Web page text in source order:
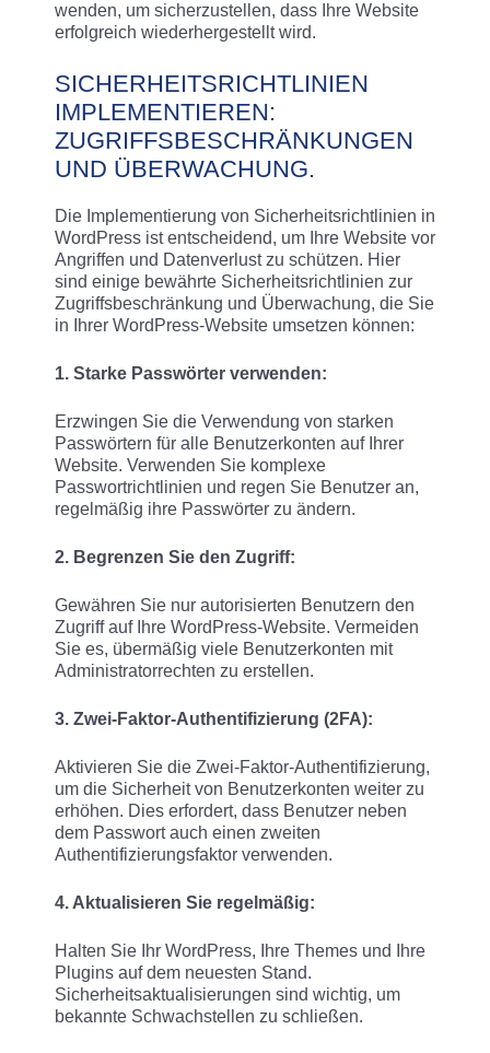
wenden, um sicherzustellen, dass Ihre Website
erfolgreich wiederhergestellt wird.
SICHERHEITSRICHTLINIEN
IMPLEMENTIEREN:
ZUGRIFFSBESCHRÄNKUNGEN
UND ÜBERWACHUNG.
Die Implementierung von Sicherheitsrichtlinien in
WordPress ist entscheidend, um Ihre Website vor
Angriffen und Datenverlust zu schützen. Hier
sind einige bewährte Sicherheitsrichtlinien zur
Zugriffsbeschränkung und Überwachung, die Sie
in Ihrer WordPress-Website umsetzen können:
1. Starke Passwörter verwenden:
Erzwingen Sie die Verwendung von starken
Passwörtern für alle Benutzerkonten auf Ihrer
Website. Verwenden Sie komplexe
Passwortrichtlinien und regen Sie Benutzer an,
regelmäßig ihre Passwörter zu ändern.
2. Begrenzen Sie den Zugriff:
Gewähren Sie nur autorisierten Benutzern den
Zugriff auf Ihre WordPress-Website. Vermeiden
Sie es, übermäßig viele Benutzerkonten mit
Administratorrechten zu erstellen.
3. Zwei-Faktor-Authentifizierung (2FA):
Aktivieren Sie die Zwei-Faktor-Authentifizierung,
um die Sicherheit von Benutzerkonten weiter zu
erhöhen. Dies erfordert, dass Benutzer neben
dem Passwort auch einen zweiten
Authentifizierungsfaktor verwenden.
4. Aktualisieren Sie regelmäßig:
Halten Sie Ihr WordPress, Ihre Themes und Ihre
Plugins auf dem neuesten Stand.
Sicherheitsaktualisierungen sind wichtig, um
bekannte Schwachstellen zu schließen.